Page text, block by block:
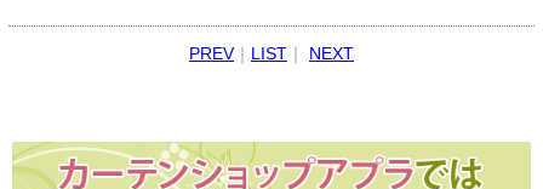
PREV｜ LIST｜ NEXT